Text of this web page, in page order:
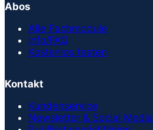
Abos
Alle Fachmodule
Info/FAQ
Kostenlos testen
Kontakt
Kundenservice
Newsletter & Social Media